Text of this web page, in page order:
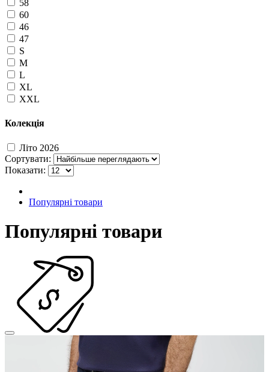
58
60
46
47
S
M
L
XL
XXL
Колекція
Літо 2026
Сортувати:
Показати:
Популярні товари
Популярні товари